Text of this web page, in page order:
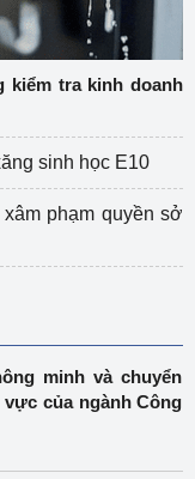
kiểm tra kinh doanh
sinh học E10
phạm quyền sở
minh và chuyển
của ngành Công